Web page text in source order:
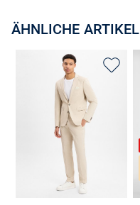
ÄHNLICHE ARTIKEL